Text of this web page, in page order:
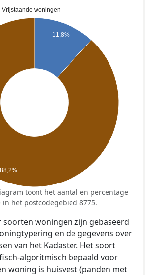
Vrijstaande woningen
11,8%
88,2%
toont het aantal en percentage
het postcodegebied 8775.
soorten woningen zijn gebaseerd
en de gegevens over
van het Kadaster. Het soort
algoritmisch bepaald voor
woning is huisvest (panden met